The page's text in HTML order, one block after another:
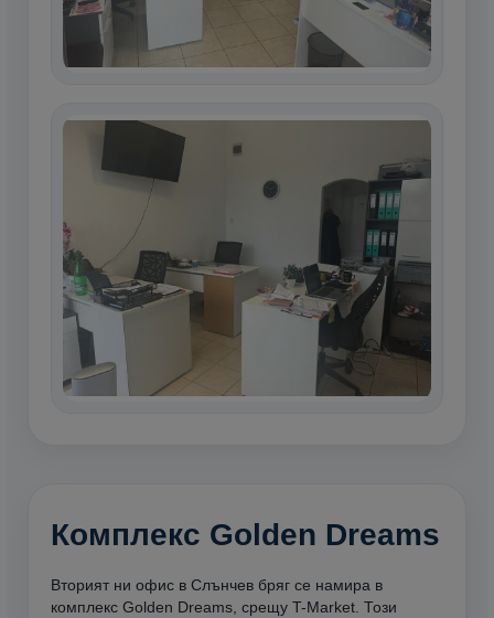
Комплекс Golden Dreams
Вторият ни офис в Слънчев бряг се намира в
комплекс Golden Dreams, срещу T-Market. Този